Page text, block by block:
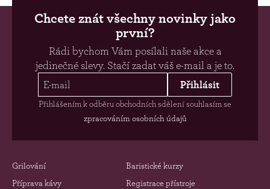
Chcete znát všechny novinky jako
první?
Rádi bychom Vám posílali naše akce a
jedinečné slevy. Stačí zadat váš e-mail a je to.
Přihlásit
Přihlášením k odběru obchodních sdělení souhlasím se
zpracováním osobních údajů
Grilování
Příprava kávy
Baristické kurzy
Registrace přístroje